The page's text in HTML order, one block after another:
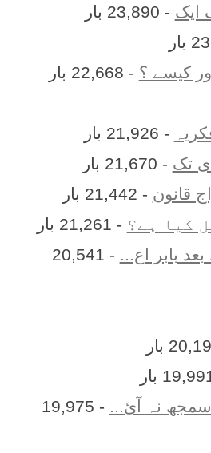
- 23,890 بار
کیسے ؟ - 22,668 بار
- 21,926 بار
تک - 21,670 بار
- 21,442 بار
کيا ہے؟ - 21,261 بار
بابر اع...
- 20,541
نہ آئ...
- 19,975